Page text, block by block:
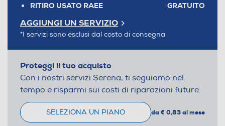
RITIRO USATO RAEE GRATUITO
AGGIUNGI UN SERVIZIO
*I servizi sono esclusi dal costo di consegna
Proteggi il tuo acquisto
Con i nostri servizi Serena, ti seguiamo nel
tempo e risparmi sui costi di riparazioni future.
SELEZIONA UN PIANO da € 0,83 al mese